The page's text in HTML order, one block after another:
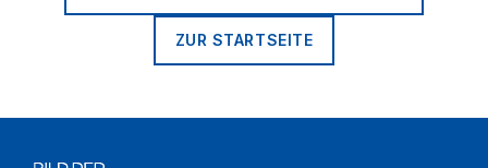
ZUR STARTSEITE